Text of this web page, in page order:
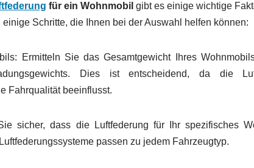
für ein Wohnmobil gibt es einige wichtige
Schritte, die Ihnen bei der Auswahl helfen können:
Ermitteln Sie das Gesamtgewicht Ihres
Dies ist entscheidend, da die
Fahrqualität beeinflusst.
sicher, dass die Luftfederung für Ihr spezifisches
passen zu jedem Fahrzeugtyp.